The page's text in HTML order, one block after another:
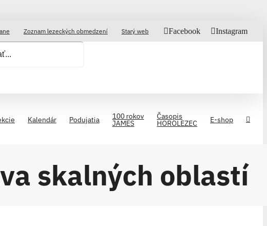
Zoznam lezeckých obmedzení Starý web Facebook Instagram
Kalendár Podujatia 100 rokov
JAMES
Časopis
HOROLEZEC E-shop
skalných oblastí